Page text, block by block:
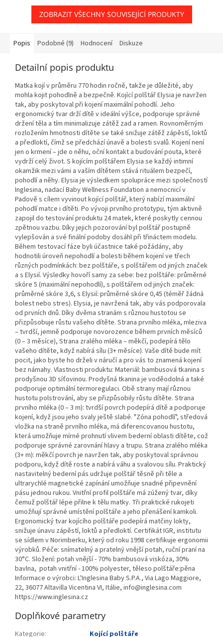
ZOBRAZIT VŠECHNY SOUVISEJÍCÍ PRODUKTY
Popis Podobné (9) Hodnocení Diskuze
Detailní popis produktu
Matka kojí v průměru 770 hodin ročně, takže je důležité, aby
mohla kojit pohodlně a bezpečně. Kojící polštář Elysia je navržen
tak, aby poskytoval při kojení maximální pohodlí. Jeho
ergonomický tvar drží dítě v ideální výšce, podporuje správné
držení těla a tím minimalizuje zátěž zad a ramen. Rovnoměrným
rozložením hmotnosti dítěte se také snižuje zátěž zápěstí, loktů
a předloktí, čímž se předchází únavě a bolesti svalů. Kojení není
jen o krmení – jde o něhu, oční kontakt a budování pouta, které
vydrží celý život. S kojícím polštářem Elysia se každý intimní
okamžik mezi vámi a vaším dítětem stává rituálem bezpečí,
pohodlí a něhy. Elysia je výsledkem spolupráce mezi společností
Inglesina, nadací Baby Wellness Foundation a nemocnicí v
Padově s cílem vyvinout kojící polštář, který nabízí maximální
pohodlí matce i dítěti. Po vývoji prvního prototypu, tým aktivně
zapojil do testování produktu 24 matek, které poskytly cennou
zpětnou vazbu. Díky jejich pozorování byl polštář postupně
vylepšován a své finální podoby dosáhl při třináctem modelu.
Během testovací fáze byli účastnice také požádány, aby
hodnotili úroveň nepohodlí a bolesti během kojení ve třech
různých podmínkách: bez polštáře, s polštářem od jiných značek
a s Elysií. Výsledky hovoří samy za sebe: bez polštáře: průměrné
skóre 5 (maximální nepohodlí), s polštářem od jiných značek:
průměrné skóre 3,6, s Elysií: průměrné skóre 0,45 (téměř žádná
bolest nebo stres). Elysia, je navržená tak, aby vás podporovala
od prvních dnů. Díky dvěma stranám s různou hustotou se
přizpůsobuje růstu vašeho dítěte. Strana prvního mléka, mleziva
– tvrdší, jemně podporuje novorozence během prvních měsíců
(0 – 3 měsíce), Strana zralého mléka – měkčí, podepírá tělo
vašeho dítěte, když nabírá sílu (3+ měsíce). Vaše dítě bude mít
pocit, jako byste ho drželi v náručí a pro vás to znamená kojení
bez námahy. Vlastnosti produktu: Materiál: bambusová tkanina s
prodyšnou 3D síťovinou. Prodyšná tkanina je voděodolná a také
podporuje optimální termoregulaci. Obě strany mají různou
hustotu polstrování, aby se přizpůsobily růstu dítěte. Strana
prvního mléka (0 – 3 m): tvrdší povrch podepírá dítě a podporuje
kojení, když jsou jeho svaly ještě slabé. "Zóna pohodlí", středová
vložka na straně prvního mléka, má diferencovanou hustotu,
která umožňuje mírné prohnutí vlivem bederní oblasti dítěte, což
podporuje správné zarovnání hlavy a trupu. Strana zralého mléka
(3+ m): měkčí povrch je navržen tak, aby poskytoval správnou
podporu, když dítě roste a nabírá váhu a svalovou sílu. Praktický
nastavitelný bederní pás udržuje polštář těsně při těle a
ultrarychlé magnetické zapínání umožňuje snadné připevnění
pásu jednou rukou. Vnitřní profil polštáře má zúžený tvar, díky
čemuž polštář lépe přilne k tělu matky. Tři praktické rukojeti
umožňují správné umístění polštáře a jeho přenášení kamkoli.
Ergonomický tvar kojícího polštáře podepírá matčiny lokty,
snižuje únavu zápěstí, loktů a předloktí. Certifikát IGR, institutu
se sídlem v Norimberku, který od roku 1998 certifikuje ergonomii
výrobků. Péče: snímatelný a pratelný vnější potah, ruční praní na
30°C. Složení: potah vnější - 70% bambusová viskóza, 30%
bavlna, potah vnitřní - 100% polyester, těleso polštáře:pěna
Informace o výrobci: L'Inglesina Baby S.P.A., Via Lago Maggiore,
22, 36077 Altavilla Vicentina VI, Itálie, info@inglesina.com
https://www.inglesina.cz
Doplňkové parametry
Kategorie:
Kojící polštáře